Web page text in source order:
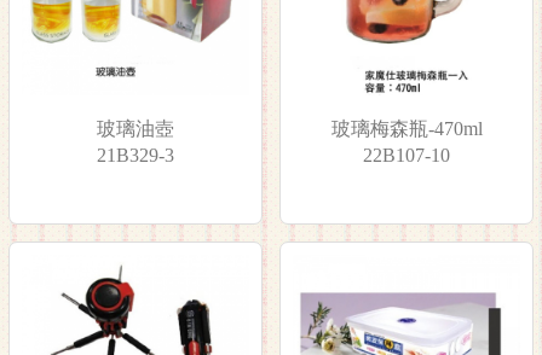
玻璃油壺
21B329-3
玻璃梅森瓶-470ml
22B107-10